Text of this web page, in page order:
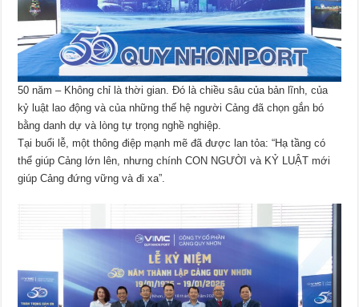
50 năm – Không chỉ là thời gian. Đó là chiều sâu của bản lĩnh, của
kỷ luật lao động và của những thế hệ người Cảng đã chọn gắn bó
bằng danh dự và lòng tự trọng nghề nghiệp.
Tại buổi lễ, một thông điệp mạnh mẽ đã được lan tỏa: “Hạ tầng có
thể giúp Cảng lớn lên, nhưng chính CON NGƯỜI và KỶ LUẬT mới
giúp Cảng đứng vững và đi xa”.